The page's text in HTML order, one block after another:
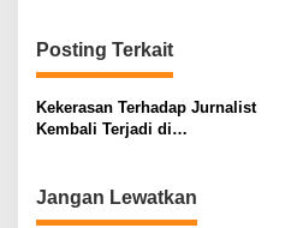
Posting Terkait
Kekerasan Terhadap Jurnalist
Kembali Terjadi di
Jangan Lewatkan